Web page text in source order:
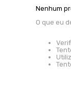
Nenhum
O que eu